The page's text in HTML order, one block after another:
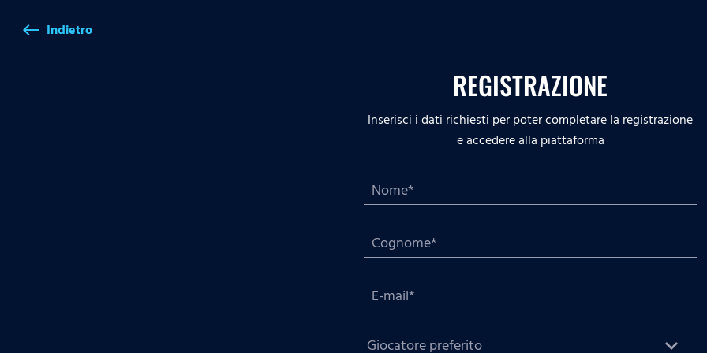
west Indietro
REGISTRAZIONE
Inserisci i dati richiesti per poter completare la registrazione
e accedere alla piattaforma